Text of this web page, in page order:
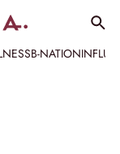
B-NATION